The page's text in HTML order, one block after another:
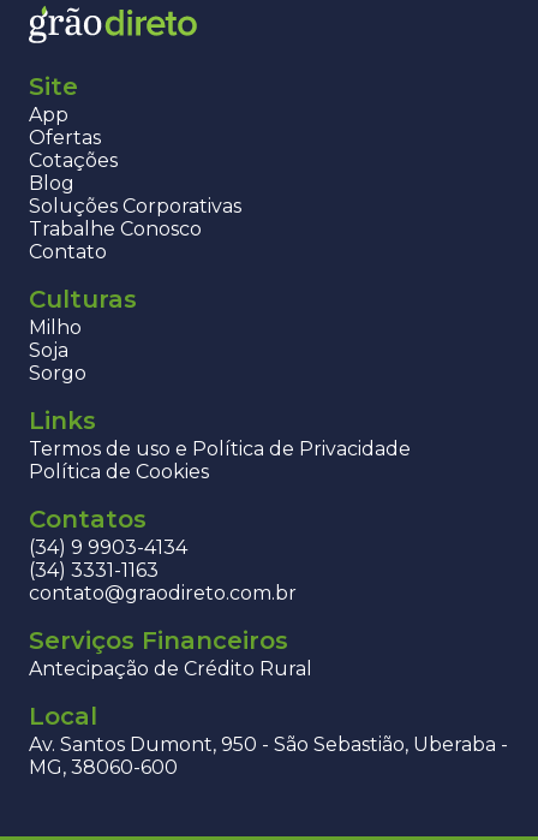
Site
App
Ofertas
Cotações
Blog
Soluções Corporativas
Trabalhe Conosco
Contato
Culturas
Milho
Soja
Sorgo
Links
Termos de uso e Política de Privacidade
Política de Cookies
Contatos
(34) 9 9903-4134
(34) 3331-1163
contato@graodireto.com.br
Serviços Financeiros
Antecipação de Crédito Rural
Local
Av. Santos Dumont, 950 - São Sebastião, Uberaba -
MG, 38060-600